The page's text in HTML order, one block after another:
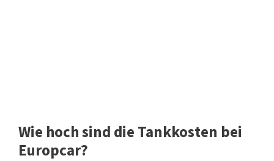
Wie hoch sind die Tankkosten bei
Europcar?